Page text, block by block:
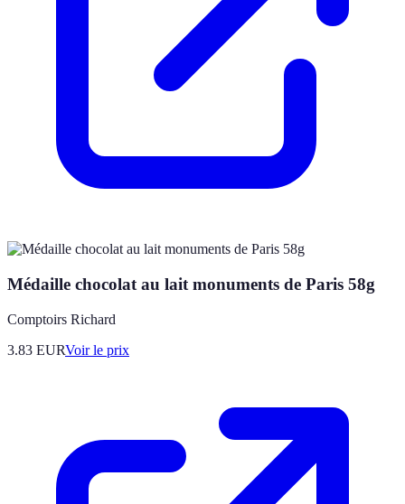
Médaille chocolat au lait monuments de Paris 58g
Comptoirs Richard
3.83 EURVoir le prix